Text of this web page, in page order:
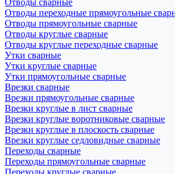
Отводы сварные
Отводы переходные прямоугольные
Отводы прямоугольные сварные
Отводы круглые сварные
Отводы круглые переходные сварные
Утки сварные
Утки круглые сварные
Утки прямоугольные сварные
Врезки сварные
Врезки прямоугольные сварные
Врезки круглые в лист сварные
Врезки круглые воротниковые сварные
Врезки круглые в плоскость сварные
Врезки круглые седловидные сварные
Переходы сварные
Переходы прямоугольные сварные
Переходы круглые сварные